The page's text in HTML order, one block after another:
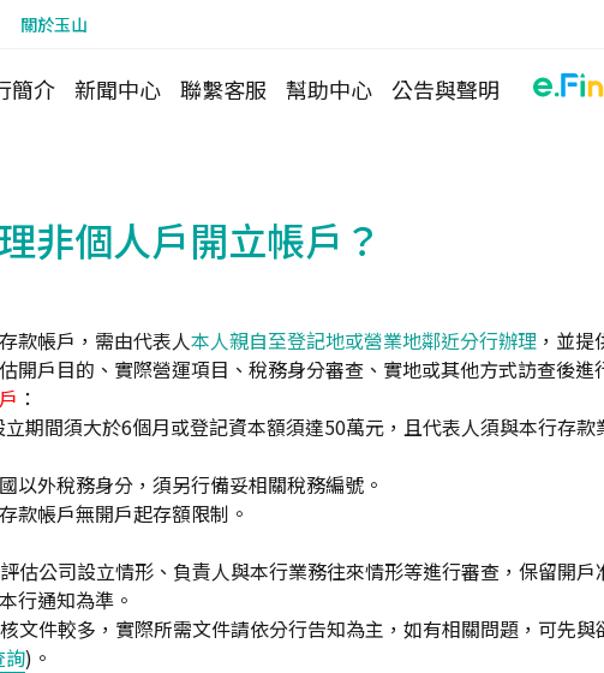
關於玉山
簡介 新聞中心 聯繫客服 幫助中心 公告與聲明
非個人戶開立帳戶？
款帳戶，需由代表人本人親自至登記地或營業地鄰近分行辦理 ，並
開戶目的、實際營運項目、稅務身分審查、實地或其他方式訪查後進
：
期間須大於6個月或登記資本額須達50萬元，且代表人須與本行存款
以外稅務身分，須另行備妥相關稅務編號。
款帳戶無開戶起存額限制。
估公司設立情形、負責人與本行業務往來情形等進行審查，保留開戶
行通知為準。
文件較多，實際所需文件請依分行告知為主，如有相關問題，可先與
詢)。